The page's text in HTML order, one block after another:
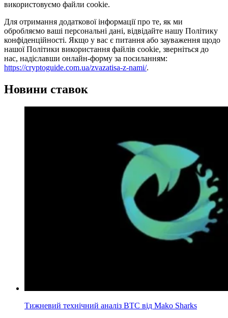
використовуємо файли cookie.
Для отримання додаткової інформації про те, як ми
обробляємо ваші персональні дані, відвідайте нашу Політику
конфіденційності. Якщо у вас є питання або зауваження щодо
нашої Політики використання файлів cookie, зверніться до
нас, надіславши онлайн-форму за посиланням:
https://cryptoguide.com.ua/zvazatisa-z-nami/.
Новини ставок
Тижневий технічний аналіз BTC від Mako Sharks